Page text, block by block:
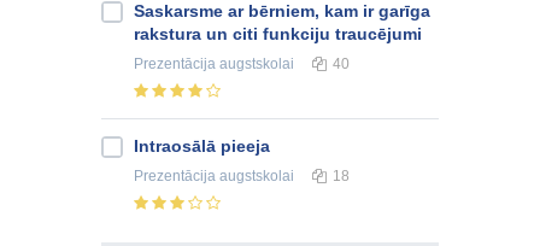
Saskarsme ar bērniem, kam ir garīga
rakstura un citi funkciju traucējumi
Prezentācija augstskolai 40
Intraosālā pieeja
Prezentācija augstskolai 18